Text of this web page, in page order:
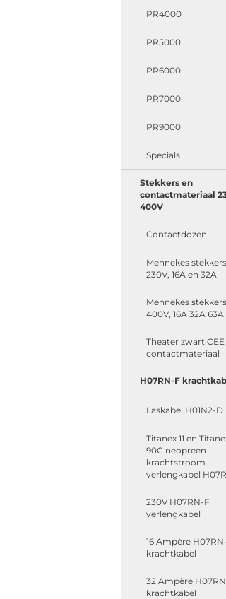
PR4000
PR5000
PR6000
PR7000
PR9000
Specials
Stekkers en
contactmateriaal
400V
Contactdozen
Mennekes stekkers
230V, 16A en 32A
Mennekes stekkers
400V, 16A 32A 63A
Theater zwart CEE
contactmateriaal
H07RN-F
Laskabel H01N2-D
Titanex 11 en
90C neopreen
krachtstroom
verlengkabel
230V H07RN-F
verlengkabel
16 Ampère
krachtkabel
32 Ampère
krachtkabel